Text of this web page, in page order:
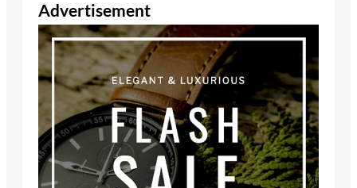
Advertisement